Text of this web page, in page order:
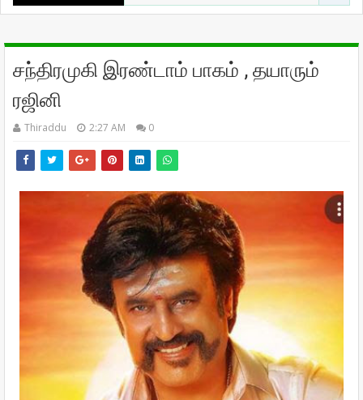
சந்திரமுகி இரண்டாம் பாகம் , தயாரும்
ரஜினி
Thiraddu 2:27 AM 0